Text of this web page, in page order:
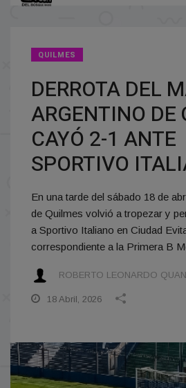
QUILMES
DERROTA DEL
ARGENTINO DE
CAYÓ 2-1 ANTE
SPORTIVO
En una tarde del sábado 18 de
de Quilmes volvió a tropezar y
a Sportivo Italiano en Ciudad
correspondiente a la Primera B
ROBERTO LEONARDO
18 Abril, 2026